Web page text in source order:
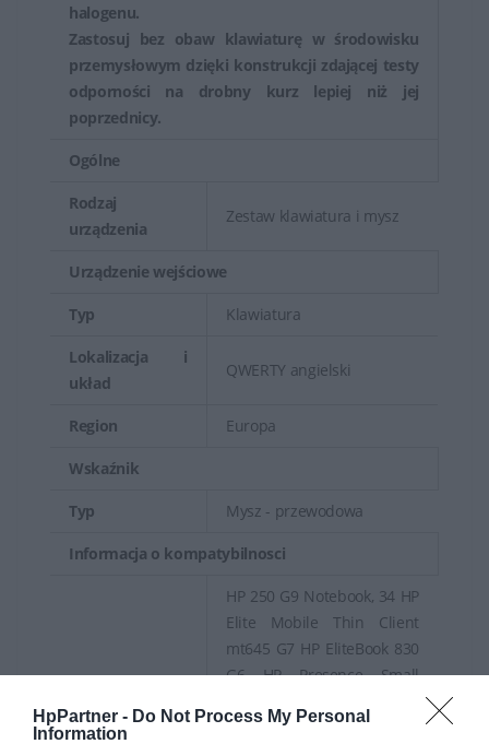
HpPartner - Do Not Process My Personal
Information
halogenu.
Zastosuj bez obaw klawiaturę w środowisku
przemysłowym dzięki konstrukcji zdającej testy
odporności na drobny kurz lepiej niż jej
poprzednicy.
Ogólne
Rodzaj
urządzenia
Zestaw klawiatura i mysz
Urządzenie wejściowe
Typ Klawiatura
Lokalizacja i
układ
QWERTY angielski
Region Europa
Wskaźnik
Typ Mysz - przewodowa
Informacja o kompatybilnosci
HP 250 G9 Notebook, 34 HP
Elite Mobile Thin Client
mt645 G7 HP EliteBook 830
G6 HP Presence Small
Camera with Microsoft